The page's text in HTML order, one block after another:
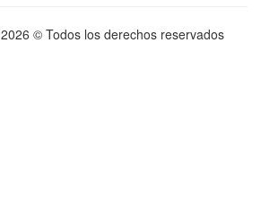
2026 © Todos los derechos reservados